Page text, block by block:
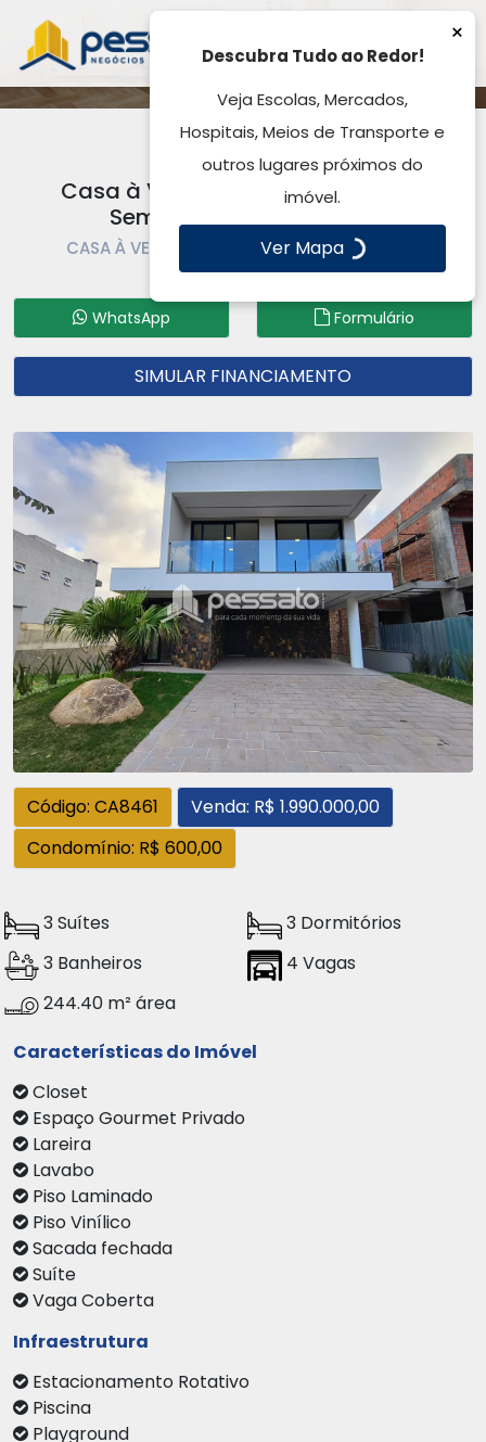
Casa à Venda, Cyrela Landscape
Seminário - Gravataí, RS
CASA À VENDA | CASA | GRAVATAÍ | CENTRO
Código: CA8461
WhatsApp Formulário
SIMULAR FINANCIAMENTO
Código: CA8461
Venda: R$ 1.990.000,00
Condomínio: R$ 600,00
3 Suítes
3 Dormitórios
3 Banheiros
4 Vagas
244.40 m² área
Características do Imóvel
Closet
Espaço Gourmet Privado
Lareira
Lavabo
Piso Laminado
Piso Vinílico
Sacada fechada
Suíte
Vaga Coberta
Infraestrutura
Estacionamento Rotativo
Piscina
Playground
×
Descubra Tudo ao Redor!
Veja Escolas, Mercados,
Hospitais, Meios de Transporte e
outros lugares próximos do
imóvel.
Ver Mapa